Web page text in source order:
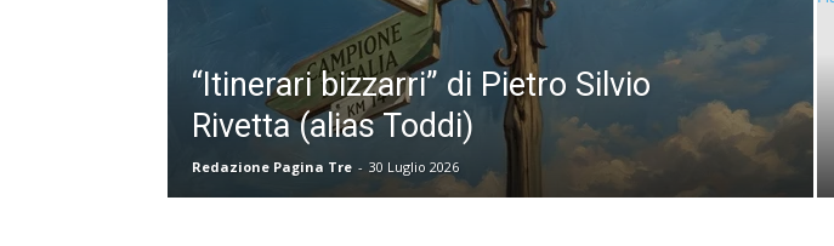
“Itinerari bizzarri” di Pietro Silvio
Rivetta (alias Toddi)
Redazione Pagina Tre - 30 Luglio 2026